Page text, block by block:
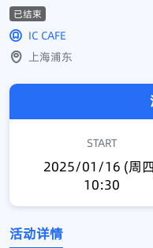
已结束
IC CAFE
上海浦东
START
2025/01/16 (周
10:30
活动详情